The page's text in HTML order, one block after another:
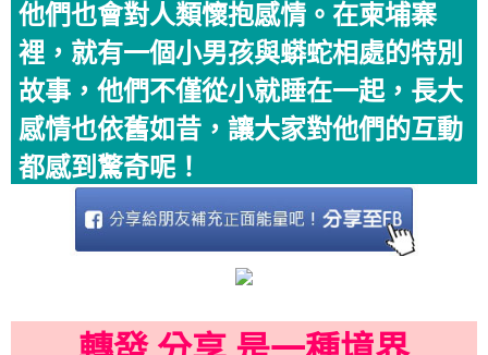
他們也會對人類懷抱感情。在柬埔寨
裡，就有一個小男孩與蟒蛇相處的特別
故事，他們不僅從小就睡在一起，長大
感情也依舊如昔，讓大家對他們的互動
都感到驚奇呢！